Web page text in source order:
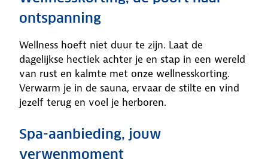
ontspanning
Wellness hoeft niet duur te zijn. Laat de
dagelijkse hectiek achter je en stap in een wereld
van rust en kalmte met onze wellnesskorting.
Verwarm je in de sauna, ervaar de stilte en vind
jezelf terug en voel je herboren.
Spa-aanbieding, jouw
verwenmoment